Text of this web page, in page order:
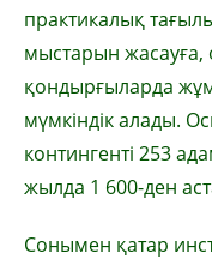
практикалық
мыс­­тарын жасауға,
қондырғыларда
мүмкіндік алады.
контингенті 253
жылда 1 600-ден
Сонымен қатар